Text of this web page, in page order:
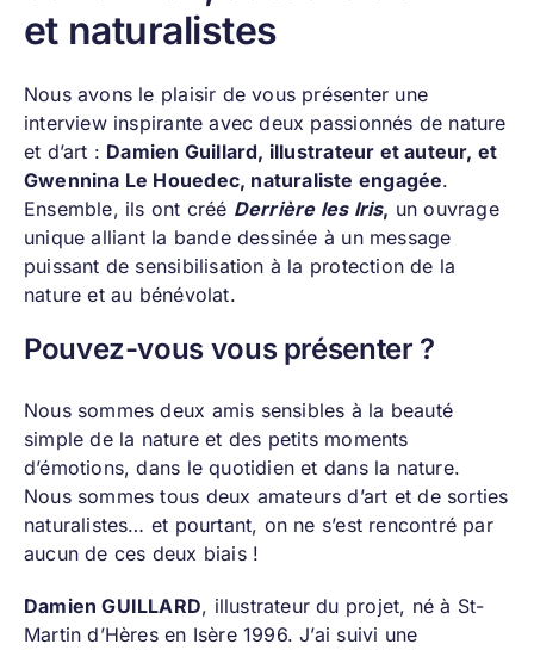
et naturalistes
Nous avons le plaisir de vous présenter une
interview inspirante avec deux passionnés de nature
et d’art : Damien Guillard, illustrateur et auteur, et
Gwennina Le Houedec, naturaliste engagée.
Ensemble, ils ont créé Derrière les Iris, un ouvrage
unique alliant la bande dessinée à un message
puissant de sensibilisation à la protection de la
nature et au bénévolat.
Pouvez-vous vous présenter ?
Nous sommes deux amis sensibles à la beauté
simple de la nature et des petits moments
d’émotions, dans le quotidien et dans la nature.
Nous sommes tous deux amateurs d’art et de sorties
naturalistes… et pourtant, on ne s’est rencontré par
aucun de ces deux biais !
Damien GUILLARD, illustrateur du projet, né à St-
Martin d’Hères en Isère 1996. J’ai suivi une